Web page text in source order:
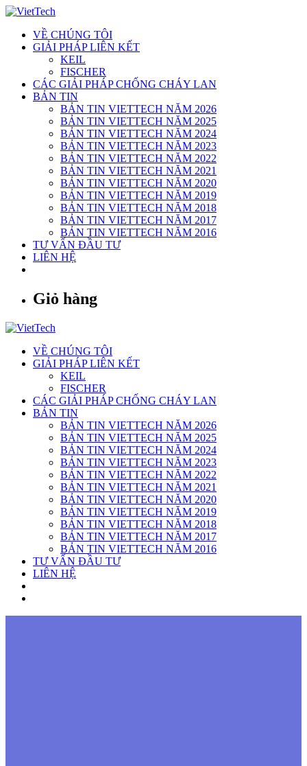
Skip
contentVỀ CHÚNG TÔI
GIẢI PHÁP LIÊN KẾT
KEIL
FISCHER
CÁC GIẢI PHÁP CHỐNG CHÁY LAN
BẢN TIN
BẢN TIN VIETTECH NĂM 2026
BẢN TIN VIETTECH NĂM 2025
BẢN TIN VIETTECH NĂM 2024
BẢN TIN VIETTECH NĂM 2023
BẢN TIN VIETTECH NĂM 2022
BẢN TIN VIETTECH NĂM 2021
BẢN TIN VIETTECH NĂM 2020
BẢN TIN VIETTECH NĂM 2019
BẢN TIN VIETTECH NĂM 2018
BẢN TIN VIETTECH NĂM 2017
BẢN TIN VIETTECH NĂM 2016
TƯ VẤN ĐẦU TƯ
LIÊN HỆ
Giỏ hàng
VỀ CHÚNG TÔI
GIẢI PHÁP LIÊN KẾT
KEIL
FISCHER
CÁC GIẢI PHÁP CHỐNG CHÁY LAN
BẢN TIN
BẢN TIN VIETTECH NĂM 2026
BẢN TIN VIETTECH NĂM 2025
BẢN TIN VIETTECH NĂM 2024
BẢN TIN VIETTECH NĂM 2023
BẢN TIN VIETTECH NĂM 2022
BẢN TIN VIETTECH NĂM 2021
BẢN TIN VIETTECH NĂM 2020
BẢN TIN VIETTECH NĂM 2019
BẢN TIN VIETTECH NĂM 2018
BẢN TIN VIETTECH NĂM 2017
BẢN TIN VIETTECH NĂM 2016
TƯ VẤN ĐẦU TƯ
LIÊN HỆ